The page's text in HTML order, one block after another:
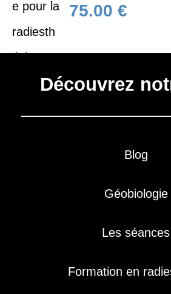
75.00 €
Découvrez
Blog
Géobiologie
Les séances
Formation en